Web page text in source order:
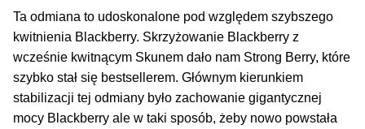
GRATIS
PROMOCJA 500 Plus
Harmonogram Outdoor
Ta odmiana to udoskonalone pod względem szybszego
kwitnienia Blackberry. Skrzyżowanie Blackberry z
wcześnie kwitnącym Skunem dało nam Strong Berry, które
szybko stał się bestsellerem. Głównym kierunkiem
stabilizacji tej odmiany było zachowanie gigantycznej
mocy Blackberry ale w taki sposób, żeby nowo powstała